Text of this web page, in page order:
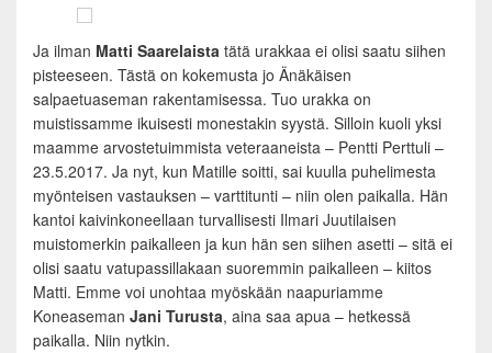
Ja ilman Matti Saarelaista tätä urakkaa ei olisi saatu siihen
pisteeseen. Tästä on kokemusta jo Änäkäisen
salpaetuaseman rakentamisessa. Tuo urakka on
muistissamme ikuisesti monestakin syystä. Silloin kuoli yksi
maamme arvostetuimmista veteraaneista – Pentti Perttuli –
23.5.2017. Ja nyt, kun Matille soitti, sai kuulla puhelimesta
myönteisen vastauksen – varttitunti – niin olen paikalla. Hän
kantoi kaivinkoneellaan turvallisesti Ilmari Juutilaisen
muistomerkin paikalleen ja kun hän sen siihen asetti – sitä ei
olisi saatu vatupassillakaan suoremmin paikalleen – kiitos
Matti. Emme voi unohtaa myöskään naapuriamme
Koneaseman Jani Turusta, aina saa apua – hetkessä
paikalla. Niin nytkin.